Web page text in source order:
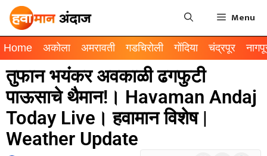
Menu
Home अकोला अमरावती गडचिरोली गोंदिया चंद्रपूर
तुफान भयंकर अवकाळी ढगफुटी
पाऊसाचे थैमान!। Havaman Andaj
Today Live। हवामान विशेष |
Weather Update